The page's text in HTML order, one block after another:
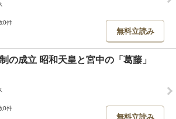
0件
無料立読み
の成立 昭和天皇と宮中の「葛藤」
0件
無料立読み